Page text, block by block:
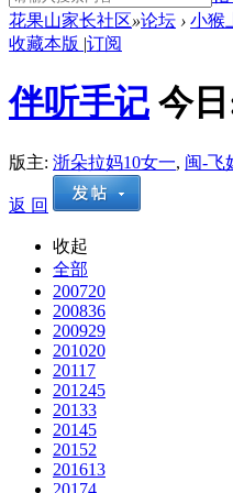
花果山家长社区»论坛 › 小猴
收藏本版 |订阅
伴听手记 今
版主: 浙朵拉妈10女一, 闽-飞
返 回
收起
全部
200720
200836
200929
201020
2011 7
201245
20133
20145
20152
201613
20174